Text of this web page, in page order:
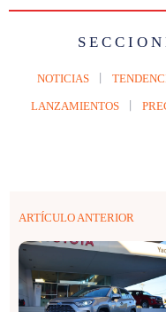
NOTICIAS
LANZAMIENTOS
ARTÍCULO ANTERIOR